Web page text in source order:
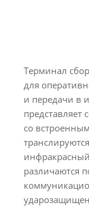
Терминал
для
и передачи в
со
различаются